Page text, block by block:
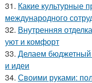
31. Какие культурные
международного
32. Внутренняя
уют и комфорт
33. Делаем бюджетный
и идеи
34. Своими руками: